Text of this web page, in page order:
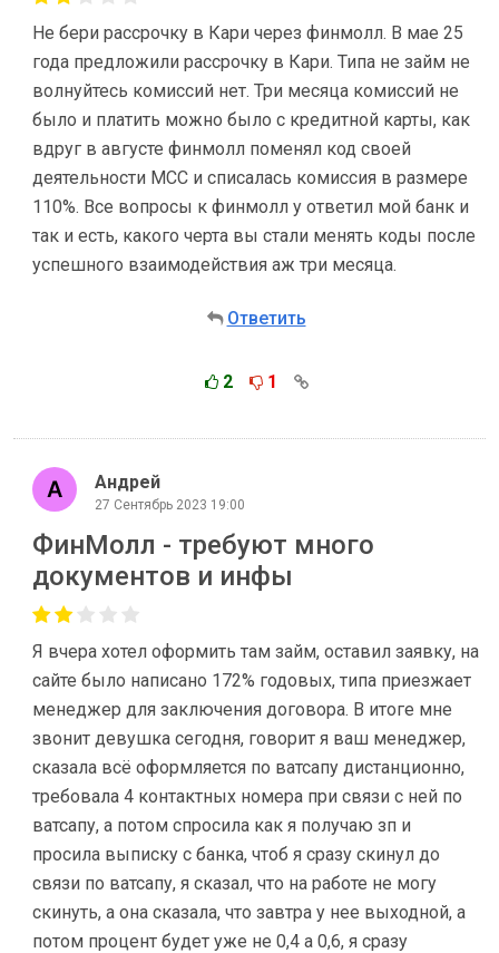
Не бери рассрочку в Кари через финмолл. В мае 25
года предложили рассрочку в Кари. Типа не займ не
волнуйтесь комиссий нет. Три месяца комиссий не
было и платить можно было с кредитной карты, как
вдруг в августе финмолл поменял код своей
деятельности МСС и списалась комиссия в размере
110%. Все вопросы к финмолл у ответил мой банк и
так и есть, какого черта вы стали менять коды после
успешного взаимодействия аж три месяца.
Ответить
2 1
Андрей
27 Сентябрь 2023 19:00
ФинМолл - требуют много
документов и инфы
Я вчера хотел оформить там займ, оставил заявку, на
сайте было написано 172% годовых, типа приезжает
менеджер для заключения договора. В итоге мне
звонит девушка сегодня, говорит я ваш менеджер,
сказала всë оформляется по ватсапу дистанционно,
требовала 4 контактных номера при связи с ней по
ватсапу, а потом спросила как я получаю зп и
просила выписку с банка, чтоб я сразу скинул до
связи по ватсапу, я сказал, что на работе не могу
скинуть, а она сказала, что завтра у нее выходной, а
потом процент будет уже не 0,4 а 0,6, я сразу